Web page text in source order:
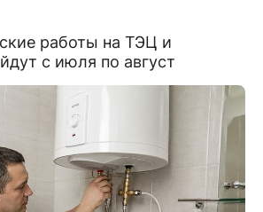
работы на ТЭЦ и
с июля по август